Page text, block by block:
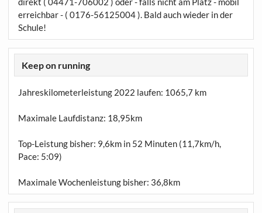
erreichbar - ( 0176-56125004 ). Bald auch wieder in der
Schule!
Keep on running
Jahreskilometerleistung 2022 laufen: 1065,7 km
Maximale Laufdistanz: 18,95km
Top-Leistung bisher: 9,6km in 52 Minuten (11,7km/h,
Pace: 5:09)
Maximale Wochenleistung bisher: 36,8km